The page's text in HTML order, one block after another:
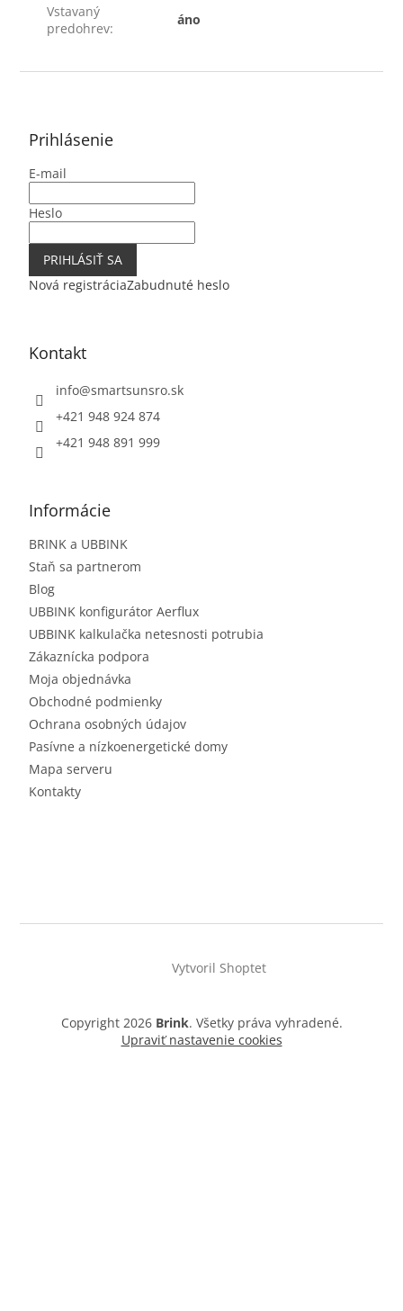
Vstavaný
predohrev:
áno
Prihlásenie
E-mail
Heslo
PRIHLÁSIŤ SA
Nová registráciaZabudnuté heslo
Kontakt
info@smartsunsro.sk
+421 948 924 874
+421 948 891 999
Informácie
BRINK a UBBINK
Staň sa partnerom
Blog
UBBINK konfigurátor Aerflux
UBBINK kalkulačka netesnosti potrubia
Zákaznícka podpora
Moja objednávka
Obchodné podmienky
Ochrana osobných údajov
Pasívne a nízkoenergetické domy
Mapa serveru
Kontakty
Vytvoril Shoptet
Copyright 2026 Brink. Všetky práva vyhradené.
Upraviť nastavenie cookies